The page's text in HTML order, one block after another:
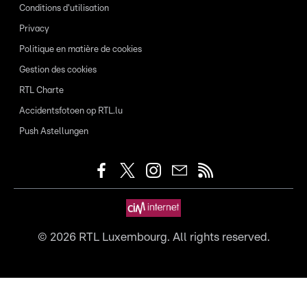
Conditions d'utilisation
Privacy
Politique en matière de cookies
Gestion des cookies
RTL Charte
Accidentsfotoen op RTL.lu
Push Astellungen
© 2026RTL Luxembourg. All rights reserved.